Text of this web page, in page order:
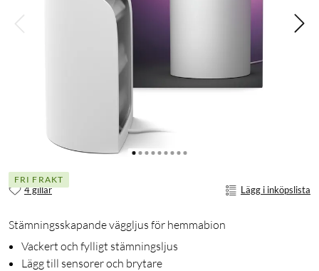
FRI FRAKT
4 gillar Lägg i inköpslista
Stämningsskapande väggljus för hemmabion
Vackert och fylligt stämningsljus
Lägg till sensorer och brytare